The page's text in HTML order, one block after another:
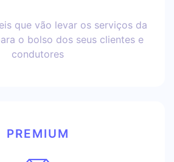
que vão levar os serviços da
o bolso dos seus clientes e
condutores
PREMIUM